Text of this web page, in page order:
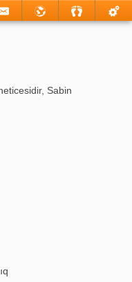
Sabin